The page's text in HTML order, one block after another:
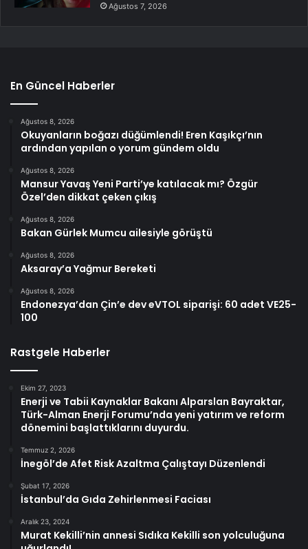
Ağustos 7, 2026
En Güncel Haberler
Ağustos 8, 2026
Okuyanların boğazı düğümlendi! Eren Kaşıkçı’nın
ardından yapılan o yorum gündem oldu
Ağustos 8, 2026
Mansur Yavaş Yeni Parti’ye katılacak mı? Özgür
Özel’den dikkat çeken çıkış
Ağustos 8, 2026
Bakan Gürlek Mumcu ailesiyle görüştü
Ağustos 8, 2026
Aksaray’a Yağmur Bereketi
Ağustos 8, 2026
Endonezya’dan Çin’e dev eVTOL siparişi: 60 adet VE25-
100
Rastgele Haberler
Ekim 27, 2023
Enerji ve Tabii Kaynaklar Bakanı Alparslan Bayraktar,
Türk-Alman Enerji Forumu’nda yeni yatırım ve reform
dönemini başlattıklarını duyurdu.
Temmuz 2, 2026
İnegöl’de Afet Risk Azaltma Çalıştayı Düzenlendi
Şubat 17, 2026
İstanbul’da Gıda Zehirlenmesi Faciası
Aralık 23, 2024
Murat Kekilli’nin annesi Sıdıka Kekilli son yolculuğuna